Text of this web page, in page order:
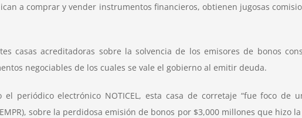
a comprar y vender instrumentos financieros, obtienen jugosas
casas acreditadoras sobre la solvencia de los emisores de bonos
negociables de los cuales se vale el gobierno al emitir deuda.
el periódico electrónico NOTICEL, esta casa de corretaje “fue foco
sobre la perdidosa emisión de bonos por $3,000 millones que hizo